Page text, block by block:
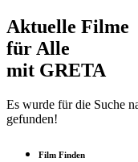
Aktuelle Filme
für Alle
mit GRETA
Es wurde für die Suche
gefunden!
Film Finden